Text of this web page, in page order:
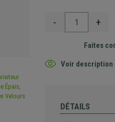
- +
Faites
Voir description
DÉTAILS